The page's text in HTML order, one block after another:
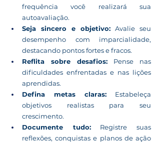
frequência você realizará sua
autoavaliação.
Seja sincero e objetivo: Avalie seu
desempenho com imparcialidade,
destacando pontos fortes e fracos.
Reflita sobre desafios: Pense nas
dificuldades enfrentadas e nas lições
aprendidas.
Defina metas claras: Estabeleça
objetivos realistas para seu
crescimento.
Documente tudo: Registre suas
reflexões, conquistas e planos de ação